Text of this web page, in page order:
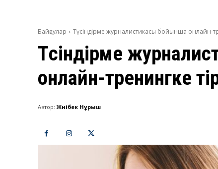
Байқаулар Түсіндірме журналистикасы бойынша онлайн-
Түсіндірме
онлайн-тренингке
Автор: Жәнібек Нұрыш